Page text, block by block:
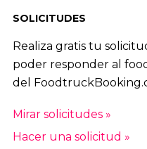
SOLICITUDES
Realiza gratis tu
poder responder al
del
Mirar solicitudes »
Hacer una solicitud »